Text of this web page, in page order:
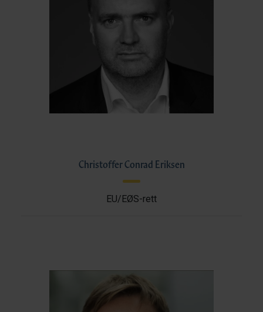
Christoffer Conrad Eriksen
EU/EØS-rett